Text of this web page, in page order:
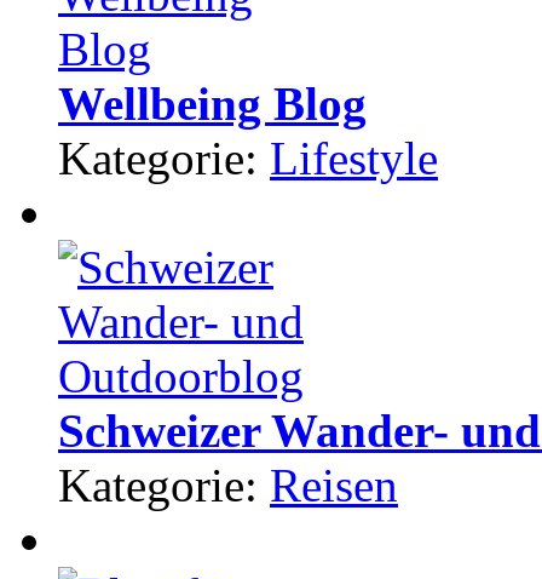
Wellbeing Blog
Kategorie: Lifestyle
Schweizer Wander-
Kategorie: Reisen